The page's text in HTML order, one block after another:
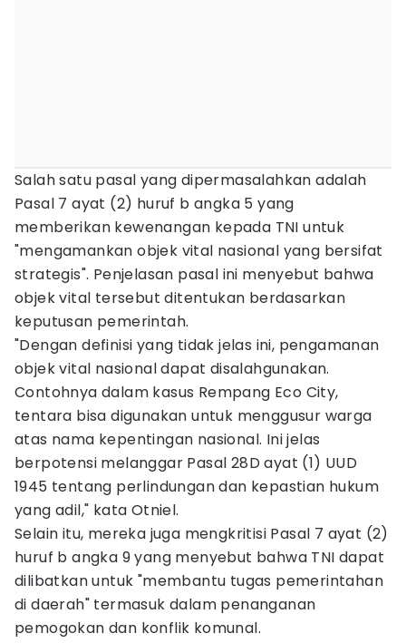
Salah satu pasal yang dipermasalahkan adalah
Pasal 7 ayat (2) huruf b angka 5 yang
memberikan kewenangan kepada TNI untuk
"mengamankan objek vital nasional yang bersifat
strategis". Penjelasan pasal ini menyebut bahwa
objek vital tersebut ditentukan berdasarkan
keputusan pemerintah.
"Dengan definisi yang tidak jelas ini, pengamanan
objek vital nasional dapat disalahgunakan.
Contohnya dalam kasus Rempang Eco City,
tentara bisa digunakan untuk menggusur warga
atas nama kepentingan nasional. Ini jelas
berpotensi melanggar Pasal 28D ayat (1) UUD
1945 tentang perlindungan dan kepastian hukum
yang adil," kata Otniel.
Selain itu, mereka juga mengkritisi Pasal 7 ayat (2)
huruf b angka 9 yang menyebut bahwa TNI dapat
dilibatkan untuk "membantu tugas pemerintahan
di daerah" termasuk dalam penanganan
pemogokan dan konflik komunal.